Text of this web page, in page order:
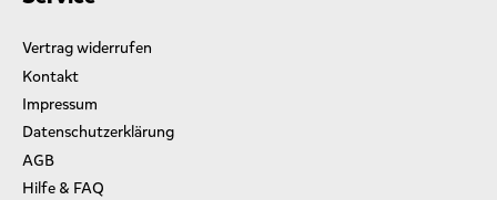
Vertrag widerrufen
Kontakt
Impressum
Datenschutzerklärung
AGB
Hilfe & FAQ